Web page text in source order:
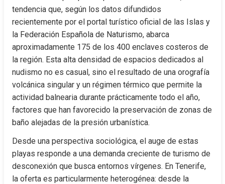
tendencia que, según los datos difundidos
recientemente por el portal turístico oficial de las Islas y
la Federación Española de Naturismo, abarca
aproximadamente 175 de los 400 enclaves costeros de
la región. Esta alta densidad de espacios dedicados al
nudismo no es casual, sino el resultado de una orografía
volcánica singular y un régimen térmico que permite la
actividad balnearia durante prácticamente todo el año,
factores que han favorecido la preservación de zonas de
baño alejadas de la presión urbanística.
Desde una perspectiva sociológica, el auge de estas
playas responde a una demanda creciente de turismo de
desconexión que busca entornos vírgenes. En Tenerife,
la oferta es particularmente heterogénea: desde la